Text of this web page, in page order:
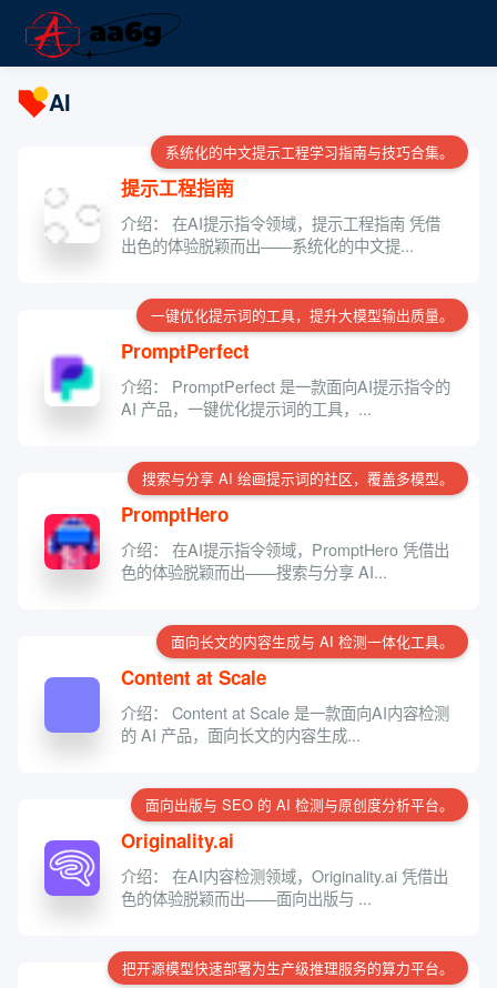
AI
系统化的中文提示工程学习指南与技巧合集。
提示工程指南
介绍： 在AI提示指令领域，提示工程指南 凭借
出色的体验脱颖而出——系统化的中文提...
一键优化提示词的工具，提升大模型输出质量。
PromptPerfect
介绍： PromptPerfect 是一款面向AI提示指令的
AI 产品，一键优化提示词的工具，...
搜索与分享 AI 绘画提示词的社区，覆盖多模型。
PromptHero
介绍： 在AI提示指令领域，PromptHero 凭借出
色的体验脱颖而出——搜索与分享 AI...
面向长文的内容生成与 AI 检测一体化工具。
Content at Scale
介绍： Content at Scale 是一款面向AI内容检测
的 AI 产品，面向长文的内容生成...
面向出版与 SEO 的 AI 检测与原创度分析平台。
Originality.ai
介绍： 在AI内容检测领域，Originality.ai 凭借出
色的体验脱颖而出——面向出版与 ...
把开源模型快速部署为生产级推理服务的算力平台。